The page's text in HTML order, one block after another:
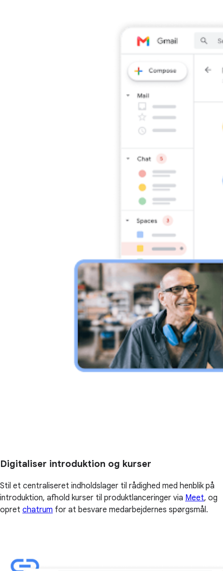
Digitaliser introduktion og kurser
Stil et centraliseret indholdslager til rådighed med henblik på
introduktion, afhold kurser til produktlanceringer via Meet, og
opret chatrum for at besvare medarbejdernes spørgsmål.